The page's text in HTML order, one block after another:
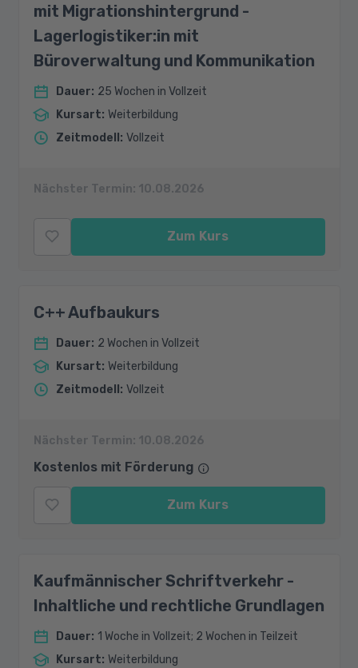
mit Migrationshintergrund -
Lagerlogistiker:in mit
Büroverwaltung und Kommunikation
Dauer: 25 Wochen in Vollzeit
Kursart: Weiterbildung
Zeitmodell : Vollzeit
Nächster Termin: 10.08.2026
Zum Kurs
C++ Aufbaukurs
Dauer: 2 Wochen in Vollzeit
Kursart: Weiterbildung
Zeitmodell : Vollzeit
Nächster Termin: 10.08.2026
Kostenlos mit Förderung
Zum Kurs
Kaufmännischer Schriftverkehr -
Inhaltliche und rechtliche Grundlagen
Dauer: 1 Woche in Vollzeit; 2 Wochen in Teilzeit
Kursart: Weiterbildung